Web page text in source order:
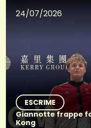
24/07/2026
ESCRIME
Giannotte frappe
Kong